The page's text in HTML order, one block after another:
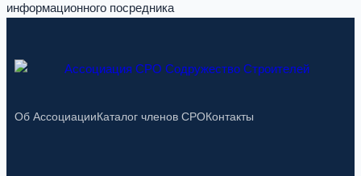
информационного посредника
Об АссоциацииКаталог членов СРОКонтакты